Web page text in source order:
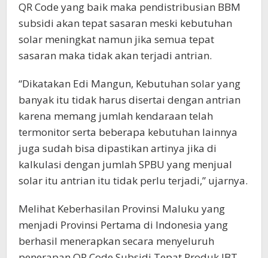
QR Code yang baik maka pendistribusian BBM
subsidi akan tepat sasaran meski kebutuhan
solar meningkat namun jika semua tepat
sasaran maka tidak akan terjadi antrian.
“Dikatakan Edi Mangun, Kebutuhan solar yang
banyak itu tidak harus disertai dengan antrian
karena memang jumlah kendaraan telah
termonitor serta beberapa kebutuhan lainnya
juga sudah bisa dipastikan artinya jika di
kalkulasi dengan jumlah SPBU yang menjual
solar itu antrian itu tidak perlu terjadi,” ujarnya.
Melihat Keberhasilan Provinsi Maluku yang
menjadi Provinsi Pertama di Indonesia yang
berhasil menerapkan secara menyeluruh